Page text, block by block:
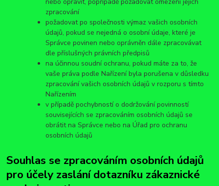
zpracování
požadovat po společnosti výmaz vašich osobních
údajů, pokud se nejedná o osobní údaje, které je
Správce povinen nebo oprávněn dále zpracovávat
dle příslušných právních předpisů
na účinnou soudní ochranu, pokud máte za to, že
vaše práva podle Nařízení byla porušena v důsledku
zpracování vašich osobních údajů v rozporu s tímto
Nařízením
v případě pochybností o dodržování povinností
souvisejících se zpracováním osobních údajů se
obrátit na Správce nebo na Úřad pro ochranu
osobních údajů
Souhlas se zpracováním osobních údajů
pro účely zaslání dotazníku zákaznické